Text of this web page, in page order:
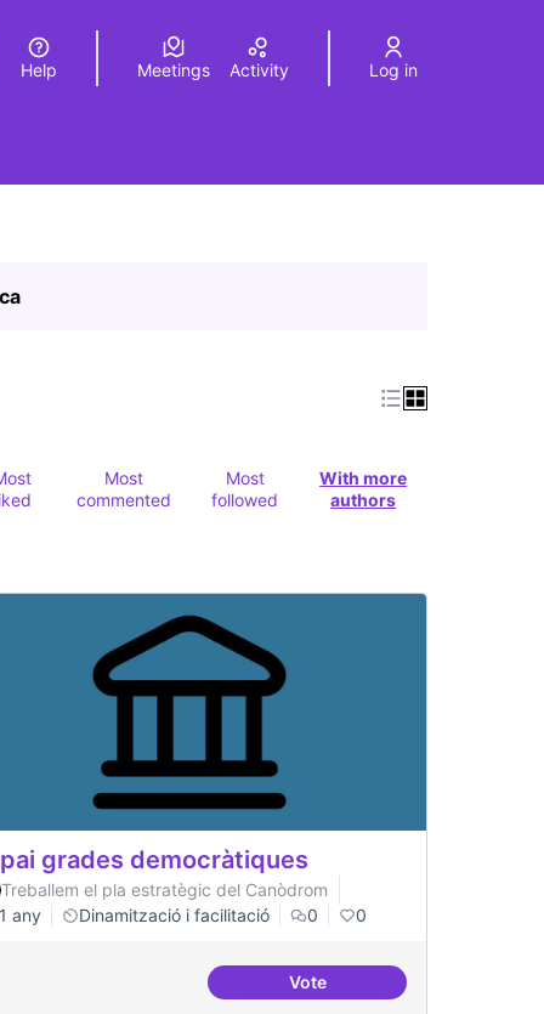
Elegir el idiomaChoose language
Help Meetings Activity Log in
Most
commented
Most
followed
With more
authors
grades democràtiques
Treballem el pla estratègic del Canòdrom
1 any
Dinamització i facilitació 0 0
VoteEspai grades democràtiques